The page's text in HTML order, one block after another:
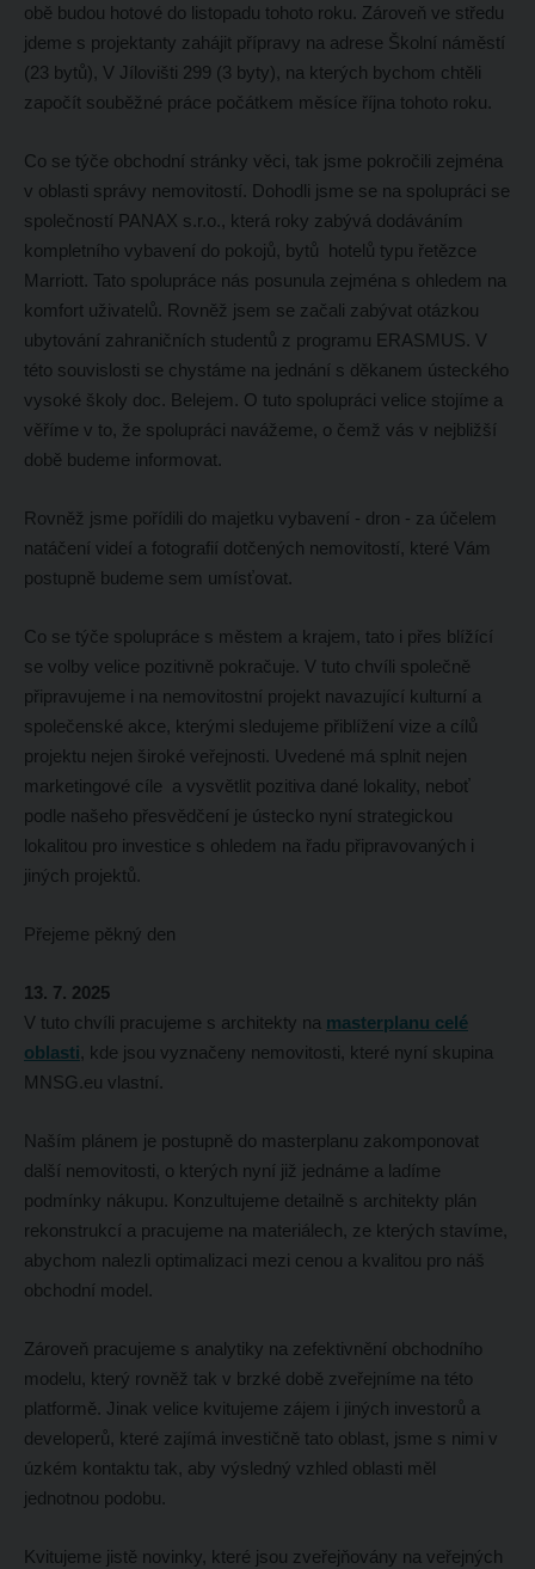
obě budou hotové do listopadu tohoto roku. Zároveň ve středu
jdeme s projektanty zahájit přípravy na adrese Školní náměstí
(23 bytů), V Jílovišti 299 (3 byty), na kterých bychom chtěli
započít souběžné práce počátkem měsíce října tohoto roku.
Co se týče obchodní stránky věci, tak jsme pokročili zejména
v oblasti správy nemovitostí. Dohodli jsme se na spolupráci se
společností PANAX s.r.o., která roky zabývá dodáváním
kompletního vybavení do pokojů, bytů hotelů typu řetězce
Marriott. Tato spolupráce nás posunula zejména s ohledem na
komfort uživatelů. Rovněž jsem se začali zabývat otázkou
ubytování zahraničních studentů z programu ERASMUS. V
této souvislosti se chystáme na jednání s děkanem ústeckého
vysoké školy doc. Belejem. O tuto spolupráci velice stojíme a
věříme v to, že spolupráci navážeme, o čemž vás v nejbližší
době budeme informovat.
Rovněž jsme pořídili do majetku vybavení - dron - za účelem
natáčení videí a fotografií dotčených nemovitostí, které Vám
postupně budeme sem umísťovat.
Co se týče spolupráce s městem a krajem, tato i přes blížící
se volby velice pozitivně pokračuje. V tuto chvíli společně
připravujeme i na nemovitostní projekt navazující kulturní a
společenské akce, kterými sledujeme přiblížení vize a cílů
projektu nejen široké veřejnosti. Uvedené má splnit nejen
marketingové cíle a vysvětlit pozitiva dané lokality, neboť
podle našeho přesvědčení je ústecko nyní strategickou
lokalitou pro investice s ohledem na řadu připravovaných i
jiných projektů.
Přejeme pěkný den
13. 7. 2025
V tuto chvíli pracujeme s architekty na masterplanu celé
oblasti, kde jsou vyznačeny nemovitosti, které nyní skupina
MNSG.eu vlastní.
Naším plánem je postupně do masterplanu zakomponovat
další nemovitosti, o kterých nyní již jednáme a ladíme
podmínky nákupu. Konzultujeme detailně s architekty plán
rekonstrukcí a pracujeme na materiálech, ze kterých stavíme,
abychom nalezli optimalizaci mezi cenou a kvalitou pro náš
obchodní model.
Zároveň pracujeme s analytiky na zefektivnění obchodního
modelu, který rovněž tak v brzké době zveřejníme na této
platformě. Jinak velice kvitujeme zájem i jiných investorů a
developerů, které zajímá investičně tato oblast, jsme s nimi v
úzkém kontaktu tak, aby výsledný vzhled oblasti měl
jednotnou podobu.
Kvitujeme jistě novinky, které jsou zveřejňovány na veřejných